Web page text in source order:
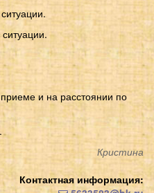
и на расстоянии по
Кристина
Контактная информация: